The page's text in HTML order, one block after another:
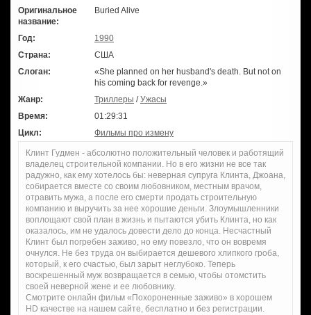
Оригинальное
название:
Buried Alive
Год:
1990
Страна:
США
Слоган:
«She planned on her husband's death. But not on
his coming back for revenge.»
Жанр:
Триллеры /Ужасы
Время:
01:29:31
Цикл:
Фильмы про измену
Клинт Гудмен - абсолютно положительный человек и работящий
владелец строительной компании. Но в его жизни не все так
радужно, как ему хотелось бы: неверная супруга Клинта, Джоана,
собирается вместе со своим любовником, местным врачом,
отравить мужа, а после его смерти продать строительную
компанию и выручить за нее хорошие деньги. Злоумышленники
воплощают свой план в жизнь и пытаются убить Клинта, но как
оказалось, им не удалось довести дело до конца. Несчастный
Клинт был погребен заживо, но ему повезло, что он вовремя
очнулся. Не без труда он выбирается дешевого хлипкого гроба,
который, к его счастью, был зарыт неглубоко. Теперь
воскрешенный муж возвращается в семью, чтобы отомстить
своей неверной жене и ее любовнику.
Смотрите онлайн фильм «Похороненные заживо» в хорошем
HD качестве на нашем сайте, бесплатно и без регистрации.